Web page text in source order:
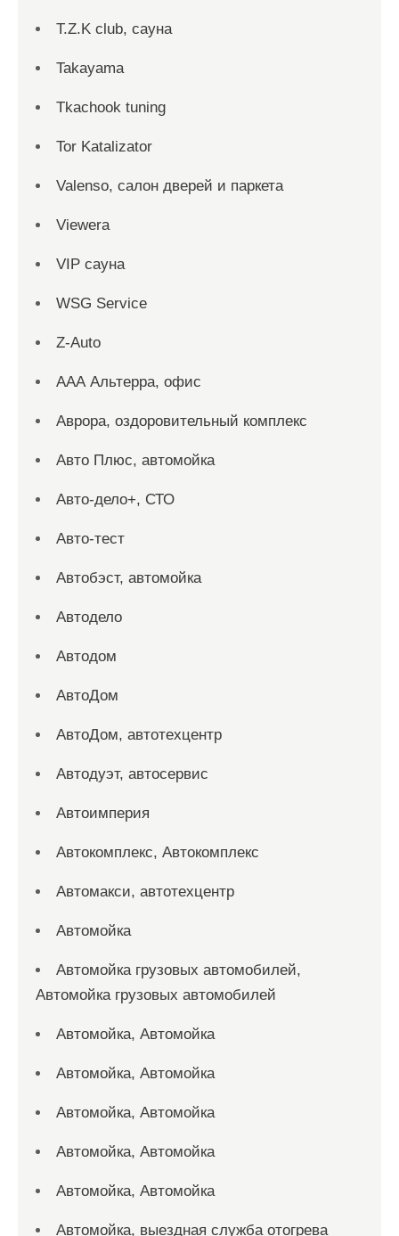
T.Z.K club, сауна
Takayama
Tkachook tuning
Tor Katalizator
Valenso, салон дверей и паркета
Viewera
VIP сауна
WSG Service
Z-Auto
ААА Альтерра, офис
Аврора, оздоровительный комплекс
Авто Плюс, автомойка
Авто-дело+, СТО
Авто-тест
Автобэст, автомойка
Автодело
Автодом
АвтоДом
АвтоДом, автотехцентр
Автодуэт, автосервис
Автоимперия
Автокомплекс, Автокомплекс
Автомакси, автотехцентр
Автомойка
Автомойка грузовых автомобилей,
Автомойка грузовых автомобилей
Автомойка, Автомойка
Автомойка, Автомойка
Автомойка, Автомойка
Автомойка, Автомойка
Автомойка, Автомойка
Автомойка, выездная служба отогрева